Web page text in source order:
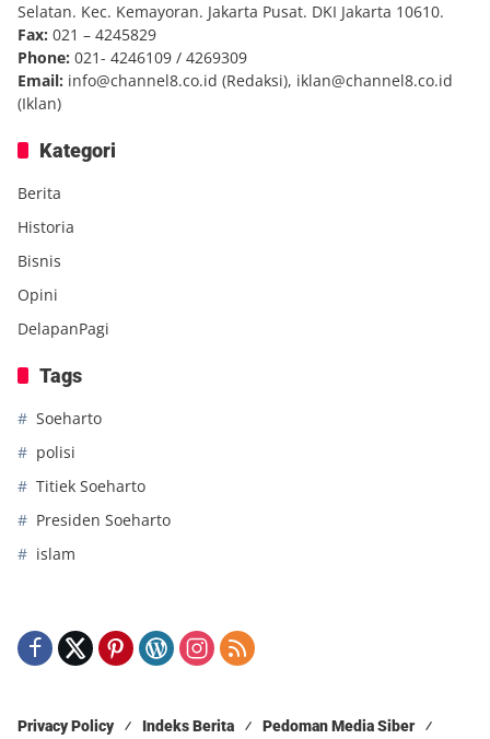
Selatan. Kec. Kemayoran. Jakarta Pusat. DKI Jakarta 10610.
Fax: 021 – 4245829
Phone: 021- 4246109 / 4269309
Email: info@channel8.co.id (Redaksi), iklan@channel8.co.id
(Iklan)
Kategori
Berita
Historia
Bisnis
Opini
DelapanPagi
Tags
Soeharto
polisi
Titiek Soeharto
Presiden Soeharto
islam
Privacy Policy Indeks Berita Pedoman Media Siber